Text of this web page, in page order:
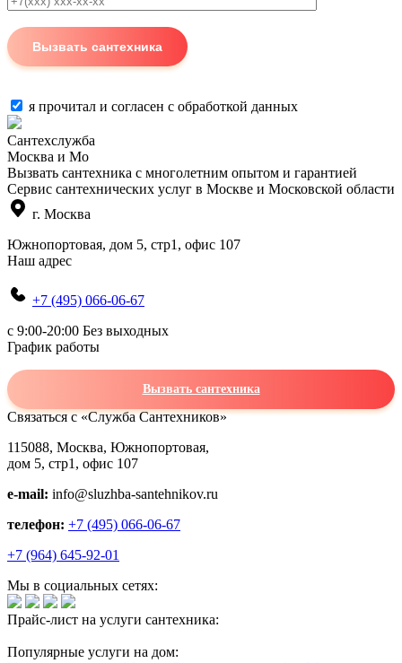
я прочитал и согласен с обработкой данных
Сантехслужба
Москва и Мо
Вызвать сантехника с многолетним опытом и гарантией
Сервис сантехнических услуг в Москве и Московской области
г. Москва
Южнопортовая, дом 5, стр1, офис 107
Наш адрес
+7 (495) 066-06-67
c 9:00-20:00 Без выходных
График работы
Вызвать сантехника
Связаться с «Служба Сантехников»
115088, Москва, Южнопортовая,
дом 5, стр1, офис 107
e-mail: info@sluzhba-santehnikov.ru
телефон: +7 (495) 066-06-67
+7 (964) 645-92-01
Мы в социальных сетях:
Прайс-лист на услуги сантехника:
Популярные услуги на дом: